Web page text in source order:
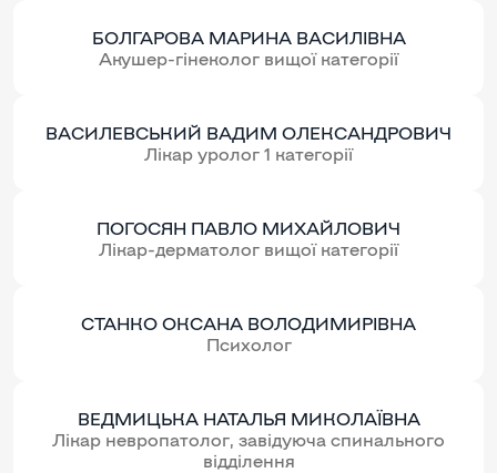
БОЛГАРОВА МАРИНА ВАСИЛІВНА
Акушер-гінеколог вищої категорії
ВАСИЛЕВСЬКИЙ ВАДИМ ОЛЕКСАНДРОВИЧ
Лікар уролог 1 категорії
ПОГОСЯН ПАВЛО МИХАЙЛОВИЧ
Лікар-дерматолог вищої категорії
СТАНКО ОКСАНА ВОЛОДИМИРІВНА
Психолог
ВЕДМИЦЬКА НАТАЛЬЯ МИКОЛАЇВНА
Лікар невропатолог, завідуюча спинального
відділення